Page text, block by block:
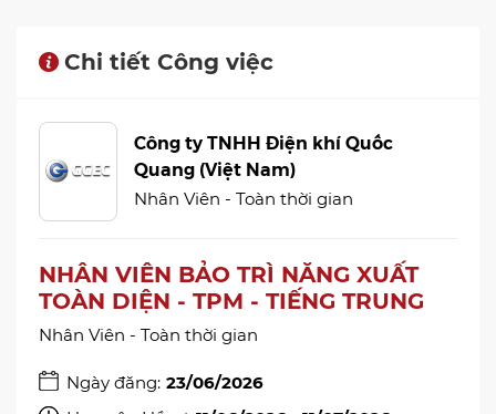
Chi tiết Công việc
Công ty TNHH Điện khí Quốc
Quang (Việt Nam)
Nhân Viên - Toàn thời gian
NHÂN VIÊN BẢO TRÌ NĂNG XUẤT
TOÀN DIỆN - TPM - TIẾNG TRUNG
Nhân Viên - Toàn thời gian
Ngày đăng: 23/06/2026